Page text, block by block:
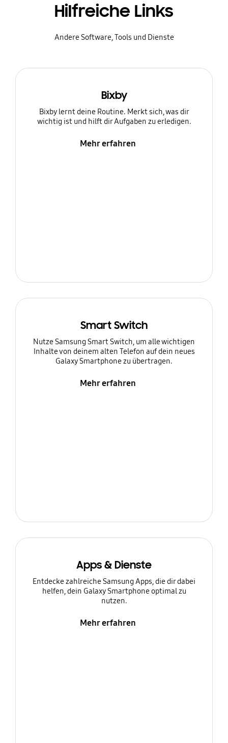
Hilfreiche Links
Andere Software, Tools und Dienste
Bixby
Bixby lernt deine Routine. Merkt sich, was dir
wichtig ist und hilft dir Aufgaben zu erledigen.
Mehr erfahren
Smart Switch
Nutze Samsung Smart Switch, um alle wichtigen
Inhalte von deinem alten Telefon auf dein neues
Galaxy Smartphone zu übertragen.
Mehr erfahren
Apps & Dienste
Entdecke zahlreiche Samsung Apps, die dir dabei
helfen, dein Galaxy Smartphone optimal zu
nutzen.
Mehr erfahren